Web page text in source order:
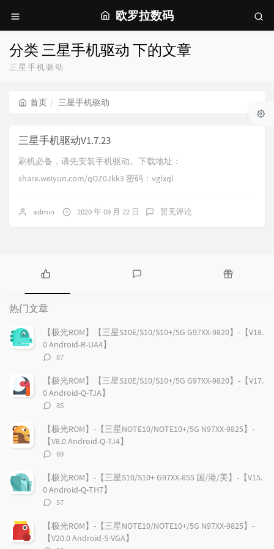
欧罗拉数码
分类 三星手机驱动 下的文章
三星手机驱动
首页 三星手机驱动
三星手机驱动V1.7.23
刷机必备，请先安装手机驱动。下载地址：
share.weiyun.com/qOZ0Jkk3 密码：vglxql
admin 2020 年 09 月 22 日 暂无评论
热
门
文
章
论
章
热门文章
【极光ROM】【三星S10E/S10/S10+/5G G97XX-9820】-【V18.
0 Android-R-UA4】
评
数：
87
【极光ROM】【三星S10E/S10/S10+/5G G97XX-9820】-【V17.
0 Android-Q-TJA】
评
数：
85
【极光ROM】-【三星NOTE10/NOTE10+/5G N97XX-9825】-
【V8.0 Android-Q-TJ4】
评
数：
69
【极光ROM】-【三星S10/S10+ G97XX-855 国/港/美】-【V15.
0 Android-Q-TH7】
评
数：
57
【极光ROM】-【三星NOTE10/NOTE10+/5G N97XX-9825】-
【V20.0 Android-S-VGA】